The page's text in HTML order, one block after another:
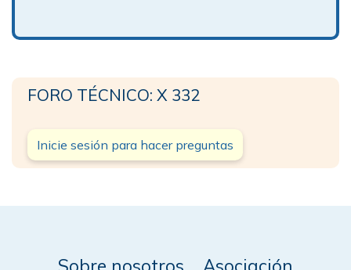
FORO TÉCNICO: X 332
Inicie sesión para hacer preguntas